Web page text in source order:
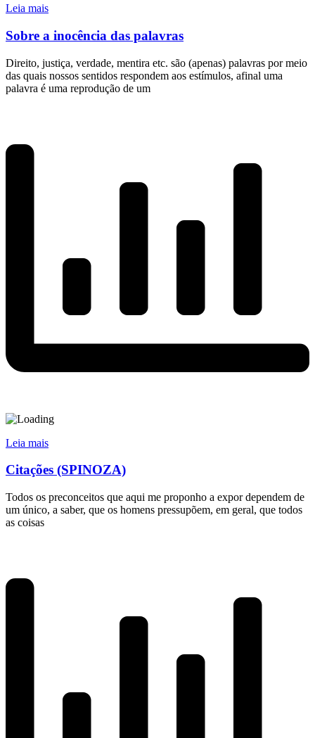
Leia mais
Sobre a inocência das palavras
Direito, justiça, verdade, mentira etc. são (apenas) palavras por meio
das quais nossos sentidos respondem aos estímulos, afinal uma
palavra é uma reprodução de um
Leia mais
Citações (SPINOZA)
Todos os preconceitos que aqui me proponho a expor dependem de
um único, a saber, que os homens pressupõem, em geral, que todos
as coisas